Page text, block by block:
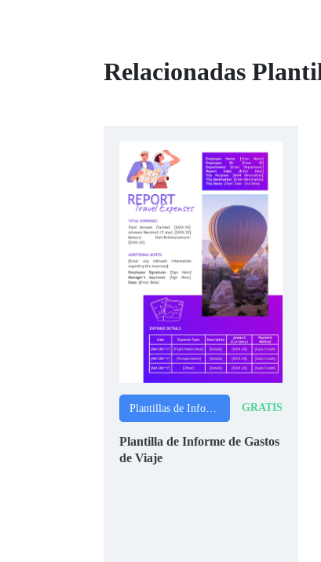
Relacionadas
GRATIS
Plantilla de Informe de Gastos
de Viaje